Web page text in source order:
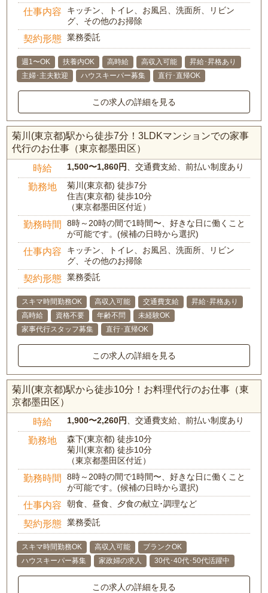
仕事内容
キッチン、トイレ、お風呂、洗面所、リビン
グ、その他のお掃除
契約形態 業務委託
週1〜OK 扶養内OK 高時給 高収入可能
昇給･昇格あり
主婦･主夫歓迎
ハウスキーパー募集 直行･直帰OK
この求人の詳細を見る
菊川(東京都)駅から徒歩7分！3LDKマンションでの家事
代行のお仕事（東京都墨田区）
時給 1,500〜1,860円、交通費支給、前払い制度あり
勤務地
菊川(東京都) 徒歩7分
住吉(東京都) 徒歩10分
（東京都墨田区付近）
勤務時間
8時～20時の間で1時間〜、好きな日に働くこと
が可能です。(候補の日時から選択)
仕事内容
キッチン、トイレ、お風呂、洗面所、リビン
グ、その他のお掃除
契約形態 業務委託
スキマ時間勤務OK 高収入可能 交通費支給
昇給･昇格あり
高時給
資格不要 年齢不問
未経験OK
家事代行スタッフ募集
直行･直帰OK
この求人の詳細を見る
菊川(東京都)駅から徒歩10分！お料理代行のお仕事（東
京都墨田区）
時給 1,900〜2,260円、交通費支給、前払い制度あり
勤務地
森下(東京都) 徒歩10分
菊川(東京都) 徒歩10分
（東京都墨田区付近）
勤務時間
8時～20時の間で1時間〜、好きな日に働くこと
が可能です。(候補の日時から選択)
仕事内容 朝食、昼食、夕食の献立･調理など
契約形態 業務委託
スキマ時間勤務OK 高収入可能
ブランクOK
ハウスキーパー募集
家政婦の求人 30代･40代･50代活躍中
この求人の詳細を見る